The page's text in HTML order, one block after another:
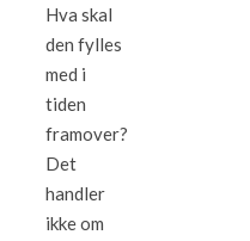
Hva skal
den fylles
med i
tiden
framover?
Det
handler
ikke om